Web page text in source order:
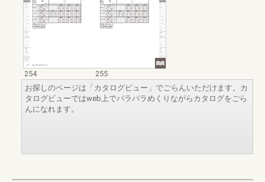
254
255
お探しのページは「カタログビュー」でごらんいただけます。カ
タログビューではweb上でパラパラめくりながらカタログをごら
んになれます。